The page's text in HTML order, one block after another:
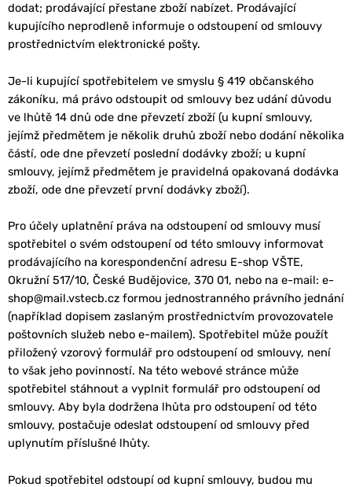
dodat; prodávající přestane zboží nabízet. Prodávající
kupujícího neprodleně informuje o odstoupení od smlouvy
prostřednictvím elektronické pošty.
Je-li kupující spotřebitelem ve smyslu § 419 občanského
zákoníku, má právo odstoupit od smlouvy bez udání důvodu
ve lhůtě 14 dnů ode dne převzetí zboží (u kupní smlouvy,
jejímž předmětem je několik druhů zboží nebo dodání několika
částí, ode dne převzetí poslední dodávky zboží; u kupní
smlouvy, jejímž předmětem je pravidelná opakovaná dodávka
zboží, ode dne převzetí první dodávky zboží).
Pro účely uplatnění práva na odstoupení od smlouvy musí
spotřebitel o svém odstoupení od této smlouvy informovat
prodávajícího na korespondenční adresu E-shop VŠTE,
Okružní 517/10, České Budějovice, 370 01, nebo na e-mail: e-
shop@mail.vstecb.cz formou jednostranného právního jednání
(například dopisem zaslaným prostřednictvím provozovatele
poštovních služeb nebo e-mailem). Spotřebitel může použít
přiložený vzorový formulář pro odstoupení od smlouvy, není
to však jeho povinností. Na této webové stránce může
spotřebitel stáhnout a vyplnit formulář pro odstoupení od
smlouvy. Aby byla dodržena lhůta pro odstoupení od této
smlouvy, postačuje odeslat odstoupení od smlouvy před
uplynutím příslušné lhůty.
Pokud spotřebitel odstoupí od kupní smlouvy, budou mu